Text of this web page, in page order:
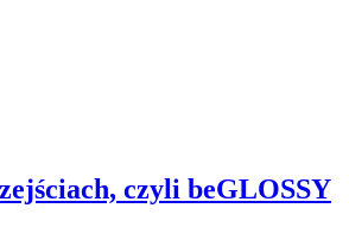
czyli beGLOSSY